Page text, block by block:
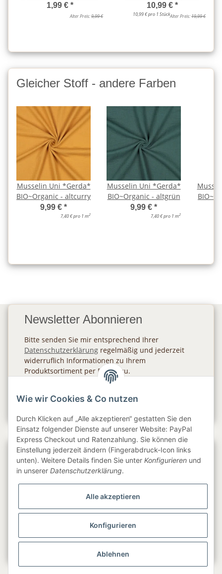
1,99 € *
Alter Preis:9,99 €
10,99 € *
10,99 € pro 1 StückAlter Preis:19,99 €
Gleicher Stoff - andere Farben
Musselin Uni *Gerda*
BIO~Organic - altcurry
9,99 € *
7,40 € pro 1 m2
Musselin Uni *Gerda*
BIO~Organic - altgrün
9,99 € *
7,40 € pro 1 m2
Newsletter Abonnieren
Bitte senden Sie mir entsprechend Ihrer
Datenschutzerklärung regelmäßig und jederzeit
widerruflich Informationen zu Ihrem
Produktsortiment per E-Mail zu.
Gesetzliche Informationen
Wie wir Cookies & Co nutzen
Durch Klicken auf „Alle akzeptieren“ gestatten Sie den
Einsatz folgender Dienste auf unserer Website: PayPal
Express Checkout und Ratenzahlung. Sie können die
Einstellung jederzeit ändern (Fingerabdruck-Icon links
unten). Weitere Details finden Sie unter Konfigurieren und
in unserer Datenschutzerklärung.
Alle akzeptieren
Konfigurieren
Ablehnen